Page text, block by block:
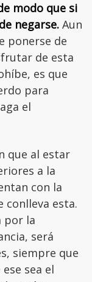
modo que si
negarse. Aun
ponerse de
de esta
es que
para
el
que al estar
a la
con la
conlleva esta.
por la
será
siempre que
sea el